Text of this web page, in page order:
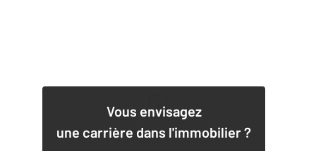
Vous envisagez
une carrière dans l'immobilier ?